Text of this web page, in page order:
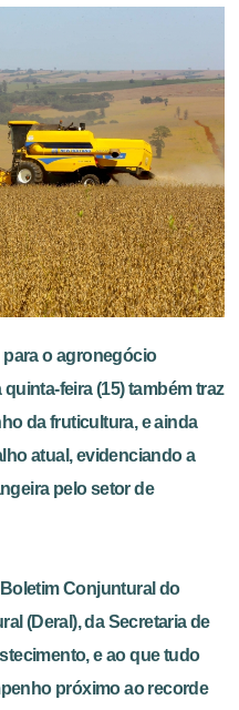
o agronegócio
feira (15) também traz
da fruticultura, e ainda
atual, evidenciando a
pelo setor de
Conjuntural do
(Deral), da Secretaria de
e ao que tudo
próximo ao recorde